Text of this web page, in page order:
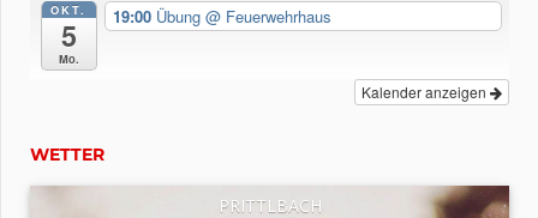
OKT.
5
Mo.
19:00 Übung @ Feuerwehrhaus
Kalender anzeigen
WETTER
PRITTLBACH